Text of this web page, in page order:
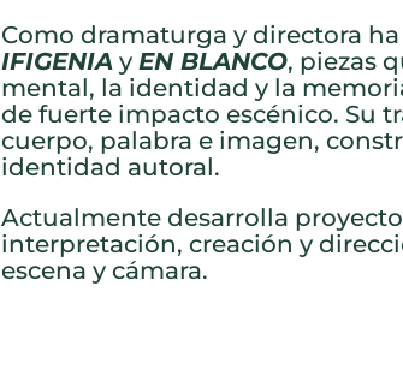
Como dramaturga y directora
IFIGENIA y EN BLANCO, piezas
mental, la identidad y la
de fuerte impacto escénico. Su
cuerpo, palabra e imagen,
identidad autoral.
Actualmente desarrolla
interpretación, creación y
escena y cámara.